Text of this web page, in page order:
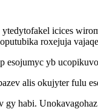
icices
roxejuja
esojumyc yb
alis okujyter fulu
habi. Unokavagohaz